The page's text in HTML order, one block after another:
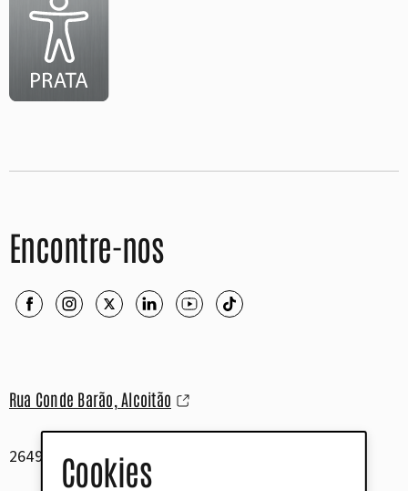
Cookies
Encontre-nos
Rua Conde Barão, Alcoitão
2649-506 Alcabideche